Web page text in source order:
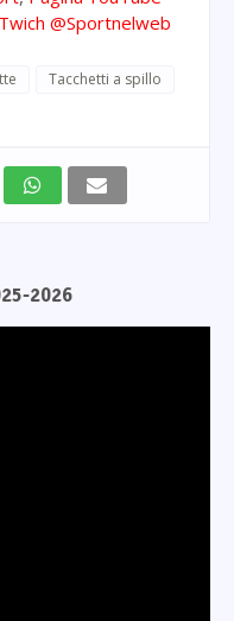
@Sportnelweb
Tacchetti a spillo
2026